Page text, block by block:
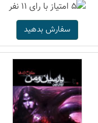
سفارش بدهید